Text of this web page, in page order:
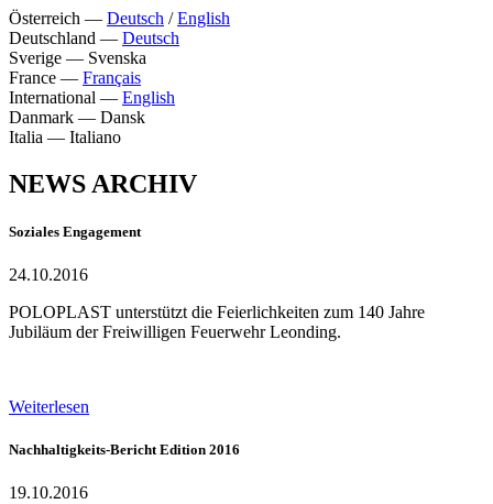
Österreich — Deutsch /English
Deutschland — Deutsch
Sverige — Svenska
France — Français
International — English
Danmark — Dansk
Italia — Italiano
NEWS ARCHIV
Soziales Engagement
24.10.2016
POLOPLAST unterstützt die Feierlichkeiten zum 140 Jahre
Jubiläum der Freiwilligen Feuerwehr Leonding.
Weiterlesen
Nachhaltigkeits-Bericht Edition 2016
19.10.2016